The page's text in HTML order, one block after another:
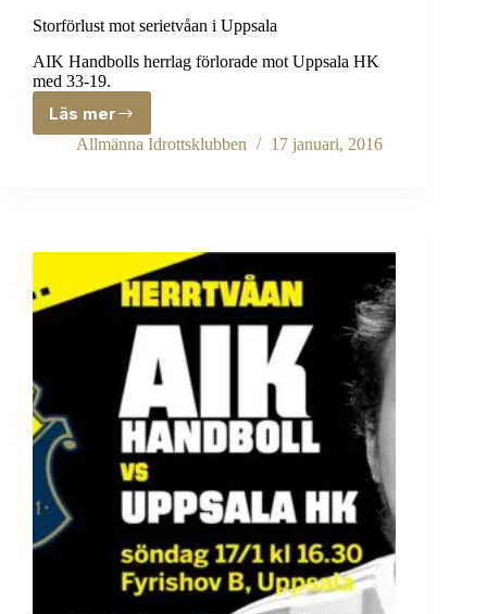
Storförlust mot serietvåan i Uppsala
AIK Handbolls herrlag förlorade mot Uppsala HK
med 33-19.
Läs merStorförlust
mot
Allmänna Idrottsklubben 17 januari, 2016